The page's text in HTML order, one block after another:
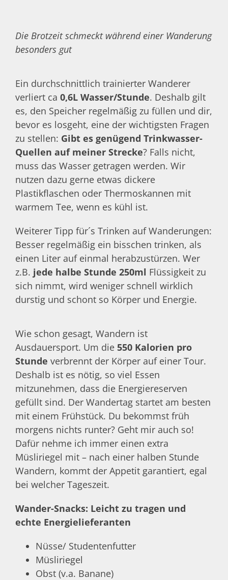
Die Brotzeit schmeckt während einer Wanderung
besonders gut
Ein durchschnittlich trainierter Wanderer
verliert ca 0,6L Wasser/Stunde. Deshalb gilt
es, den Speicher regelmäßig zu füllen und dir,
bevor es losgeht, eine der wichtigsten Fragen
zu stellen: Gibt es genügend Trinkwasser-
Quellen auf meiner Strecke? Falls nicht,
muss das Wasser getragen werden. Wir
nutzen dazu gerne etwas dickere
Plastikflaschen oder Thermoskannen mit
warmem Tee, wenn es kühl ist.
Weiterer Tipp für´s Trinken auf Wanderungen:
Besser regelmäßig ein bisschen trinken, als
einen Liter auf einmal herabzustürzen. Wer
z.B. jede halbe Stunde 250ml Flüssigkeit zu
sich nimmt, wird weniger schnell wirklich
durstig und schont so Körper und Energie.
Wie schon gesagt, Wandern ist
Ausdauersport. Um die 550 Kalorien pro
Stunde verbrennt der Körper auf einer Tour.
Deshalb ist es nötig, so viel Essen
mitzunehmen, dass die Energiereserven
gefüllt sind. Der Wandertag startet am besten
mit einem Frühstück. Du bekommst früh
morgens nichts runter? Geht mir auch so!
Dafür nehme ich immer einen extra
Müsliriegel mit – nach einer halben Stunde
Wandern, kommt der Appetit garantiert, egal
bei welcher Tageszeit.
Wander-Snacks: Leicht zu tragen und
echte Energielieferanten
Nüsse/ Studentenfutter
Müsliriegel
Obst (v.a. Banane)